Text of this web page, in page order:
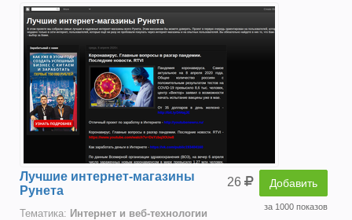
26 Добавить
за 1000 показов
Лучшие интернет-магазины
Рунета
Тематика: Интернет и веб-технологии